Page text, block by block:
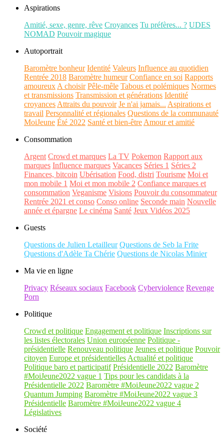
Aspirations
Amitié, sexe, genre, rêve Croyances Tu préfères... ? UDES
NOMAD Pouvoir magique
Autoportrait
Baromètre bonheur Identité Valeurs Influence au quotidien
Rentrée 2018 Baromètre humeur Confiance en soi Rapports
amoureux A choisir Pêle-mêle Tabous et polémiques Normes
et transmissions Transmission et générations Identité
croyances Attraits du pouvoir Je n'ai jamais... Aspirations et
travail Personnalité et régionales Questions de la communauté
MoiJeune Été 2022 Santé et bien-être Amour et amitié
Consommation
Argent Crowd et marques La TV Pokemon Rapport aux
marques Influence marques Vacances Séries 1 Séries 2
Finances, bitcoin Ubérisation Food, distri Tourisme Moi et
mon mobile 1 Moi et mon mobile 2 Confiance marques et
consommation Veganisme Visions Pouvoir du consommateur
Rentrée 2021 et conso Conso online Seconde main Nouvelle
année et épargne Le cinéma Santé Jeux Vidéos 2025
Guests
Questions de Julien Letailleur Questions de Seb la Frite
Questions d'Adèle Ta Chérie Questions de Nicolas Minier
Ma vie en ligne
Privacy Réseaux sociaux Facebook Cyberviolence Revenge
Porn
Politique
Crowd et politique Engagement et politique Inscriptions sur
les listes électorales Union européenne Politique -
présidentielle Renouveau politique Jeunes et politique Pouvoir
citoyen Europe et présidentielles Actualité et politique
Politique baro et participatif Présidentielle 2022 Baromètre
#MoiJeune2022 vague 1 Tips pour les candidats à la
Présidentielle 2022 Baromètre #MoiJeune2022 vague 2
Quantum Jumping Baromètre #MoiJeune2022 vague 3
Présidentielle Baromètre #MoiJeune2022 vague 4
Législatives
Société